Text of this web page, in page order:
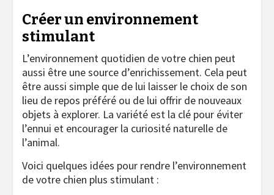
Créer un environnement
stimulant
L’environnement quotidien de votre chien peut
aussi être une source d’enrichissement. Cela peut
être aussi simple que de lui laisser le choix de son
lieu de repos préféré ou de lui offrir de nouveaux
objets à explorer. La variété est la clé pour éviter
l’ennui et encourager la curiosité naturelle de
l’animal.
Voici quelques idées pour rendre l’environnement
de votre chien plus stimulant :